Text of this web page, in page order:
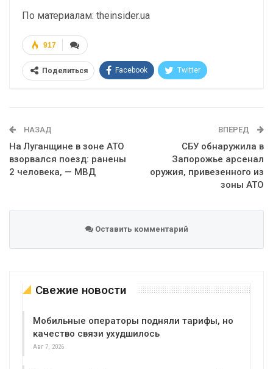
По материалам: theinsider.ua
917
Поделиться Facebook Twitter
НАЗАД
На Луганщине в зоне АТО
взорвался поезд: ранены
2 человека, — МВД
ВПЕРЕД
СБУ обнаружила в
Запорожье арсенал
оружия, привезенного из
зоны АТО
Оставить комментарий
Свежие новости
Мобильные операторы подняли тарифы, но
качество связи ухудшилось
Авг 7, 2026